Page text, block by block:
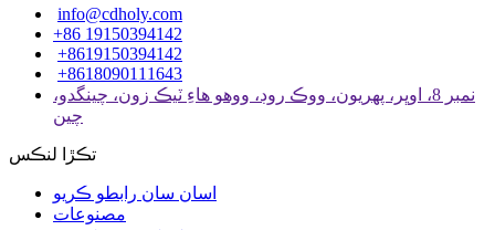
info@cdholy.com
+86 19150394142
+8619150394142
+8618090111643
نمبر 8، اوڀر، پهريون، ووڪ روڊ، ووهو هاءِ ٽيڪ زون، چينگدو،
چين
تڪڙا لنڪس
اسان سان رابطو ڪريو
مصنوعات